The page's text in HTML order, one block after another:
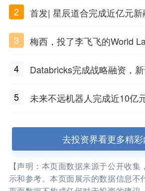
2
首发| 星辰道合完成近亿元
3
梅西，投了李飞飞的World
4 Databricks完成战略融资，
5
未来不远机器人完成近10亿
去投资界看更多精
【声明：本页面数据来源于公开收
示和参考。本页面展示的数据信息不